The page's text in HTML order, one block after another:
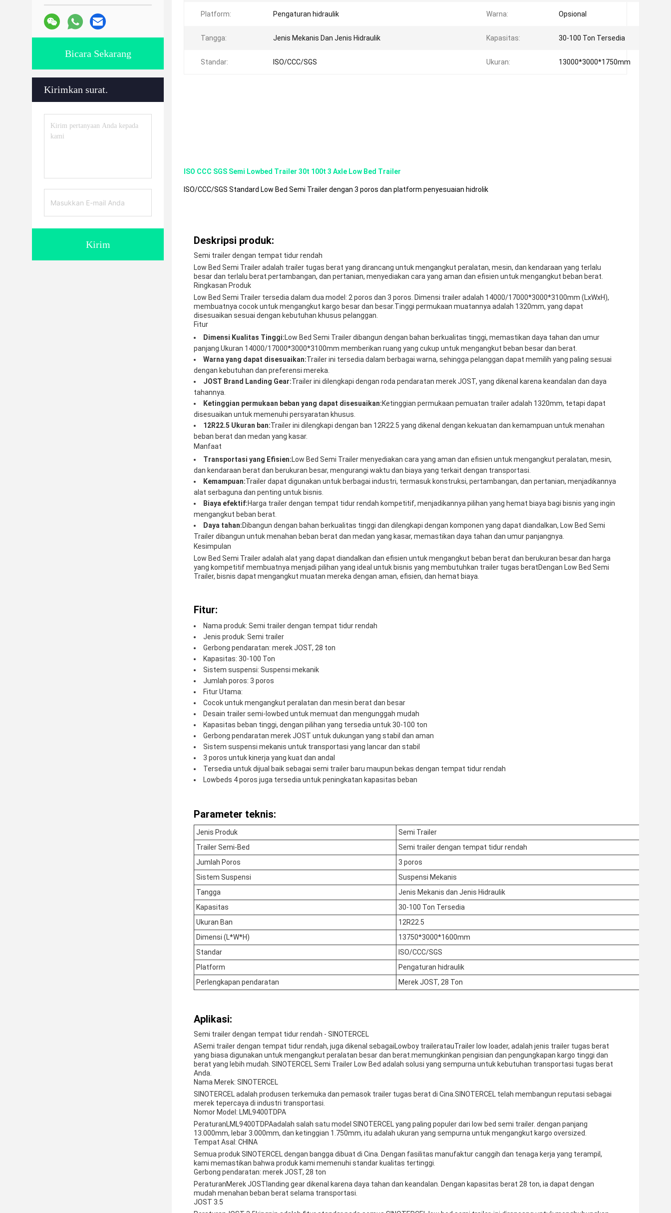
Bicara Sekarang
Kirimkan surat.
Kirim
Platform: Pengaturan hidraulik Warna: Opsional
Tangga: Jenis Mekanis Dan Jenis Hidraulik Kapasitas: 30-100 Ton Tersedia
Standar: ISO/CCC/SGS Ukuran: 13000*3000*1750mm
ISO CCC SGS Semi Lowbed Trailer 30t 100t 3 Axle Low Bed Trailer
ISO/CCC/SGS Standard Low Bed Semi Trailer dengan 3 poros dan platform penyesuaian hidrolik
Deskripsi produk:
Semi trailer dengan tempat tidur rendah
Low Bed Semi Trailer adalah trailer tugas berat yang dirancang untuk mengangkut peralatan, mesin, dan kendaraan yang terlalu
besar dan terlalu berat.pertambangan, dan pertanian, menyediakan cara yang aman dan efisien untuk mengangkut beban berat.
Ringkasan Produk
Low Bed Semi Trailer tersedia dalam dua model: 2 poros dan 3 poros. Dimensi trailer adalah 14000/17000*3000*3100mm (LxWxH),
membuatnya cocok untuk mengangkut kargo besar dan besar.Tinggi permukaan muatannya adalah 1320mm, yang dapat
disesuaikan sesuai dengan kebutuhan khusus pelanggan.
Fitur
Dimensi Kualitas Tinggi:Low Bed Semi Trailer dibangun dengan bahan berkualitas tinggi, memastikan daya tahan dan umur
panjang.Ukuran 14000/17000*3000*3100mm memberikan ruang yang cukup untuk mengangkut beban besar dan berat.
Warna yang dapat disesuaikan:Trailer ini tersedia dalam berbagai warna, sehingga pelanggan dapat memilih yang paling sesuai
dengan kebutuhan dan preferensi mereka.
JOST Brand Landing Gear:Trailer ini dilengkapi dengan roda pendaratan merek JOST, yang dikenal karena keandalan dan daya
tahannya.
Ketinggian permukaan beban yang dapat disesuaikan:Ketinggian permukaan pemuatan trailer adalah 1320mm, tetapi dapat
disesuaikan untuk memenuhi persyaratan khusus.
12R22.5 Ukuran ban:Trailer ini dilengkapi dengan ban 12R22.5 yang dikenal dengan kekuatan dan kemampuan untuk menahan
beban berat dan medan yang kasar.
Manfaat
Transportasi yang Efisien:Low Bed Semi Trailer menyediakan cara yang aman dan efisien untuk mengangkut peralatan, mesin,
dan kendaraan berat dan berukuran besar, mengurangi waktu dan biaya yang terkait dengan transportasi.
Kemampuan:Trailer dapat digunakan untuk berbagai industri, termasuk konstruksi, pertambangan, dan pertanian, menjadikannya
alat serbaguna dan penting untuk bisnis.
Biaya efektif:Harga trailer dengan tempat tidur rendah kompetitif, menjadikannya pilihan yang hemat biaya bagi bisnis yang ingin
mengangkut beban berat.
Daya tahan:Dibangun dengan bahan berkualitas tinggi dan dilengkapi dengan komponen yang dapat diandalkan, Low Bed Semi
Trailer dibangun untuk menahan beban berat dan medan yang kasar, memastikan daya tahan dan umur panjangnya.
Kesimpulan
Low Bed Semi Trailer adalah alat yang dapat diandalkan dan efisien untuk mengangkut beban berat dan berukuran besar.dan harga
yang kompetitif membuatnya menjadi pilihan yang ideal untuk bisnis yang membutuhkan trailer tugas beratDengan Low Bed Semi
Trailer, bisnis dapat mengangkut muatan mereka dengan aman, efisien, dan hemat biaya.
Fitur:
Nama produk: Semi trailer dengan tempat tidur rendah
Jenis produk: Semi trailer
Gerbong pendaratan: merek JOST, 28 ton
Kapasitas: 30-100 Ton
Sistem suspensi: Suspensi mekanik
Jumlah poros: 3 poros
Fitur Utama:
Cocok untuk mengangkut peralatan dan mesin berat dan besar
Desain trailer semi-lowbed untuk memuat dan mengunggah mudah
Kapasitas beban tinggi, dengan pilihan yang tersedia untuk 30-100 ton
Gerbong pendaratan merek JOST untuk dukungan yang stabil dan aman
Sistem suspensi mekanis untuk transportasi yang lancar dan stabil
3 poros untuk kinerja yang kuat dan andal
Tersedia untuk dijual baik sebagai semi trailer baru maupun bekas dengan tempat tidur rendah
Lowbeds 4 poros juga tersedia untuk peningkatan kapasitas beban
Parameter teknis:
Jenis Produk
Semi Trailer
Trailer Semi-Bed
Semi trailer dengan tempat tidur rendah
Jumlah Poros
3 poros
Sistem Suspensi
Suspensi Mekanis
Tangga
Jenis Mekanis dan Jenis Hidraulik
Kapasitas
30-100 Ton Tersedia
Ukuran Ban
12R22.5
Dimensi (L*W*H)
13750*3000*1600mm
Standar
ISO/CCC/SGS
Platform
Pengaturan hidraulik
Perlengkapan pendaratan
Merek JOST, 28 Ton
Aplikasi:
Semi trailer dengan tempat tidur rendah - SINOTERCEL
ASemi trailer dengan tempat tidur rendah, juga dikenal sebagaiLowboy traileratauTrailer low loader, adalah jenis trailer tugas berat
yang biasa digunakan untuk mengangkut peralatan besar dan berat.memungkinkan pengisian dan pengungkapan kargo tinggi dan
berat yang lebih mudah. SINOTERCEL Semi Trailer Low Bed adalah solusi yang sempurna untuk kebutuhan transportasi tugas berat
Anda.
Nama Merek: SINOTERCEL
SINOTERCEL adalah produsen terkemuka dan pemasok trailer tugas berat di Cina.SINOTERCEL telah membangun reputasi sebagai
merek tepercaya di industri transportasi.
Nomor Model: LML9400TDPA
PeraturanLML9400TDPAadalah salah satu model SINOTERCEL yang paling populer dari low bed semi trailer. dengan panjang
13.000mm, lebar 3.000mm, dan ketinggian 1.750mm, itu adalah ukuran yang sempurna untuk mengangkut kargo oversized.
Tempat Asal: CHINA
Semua produk SINOTERCEL dengan bangga dibuat di Cina. Dengan fasilitas manufaktur canggih dan tenaga kerja yang terampil,
kami memastikan bahwa produk kami memenuhi standar kualitas tertinggi.
Gerbong pendaratan: merek JOST, 28 ton
PeraturanMerek JOST landing gear dikenal karena daya tahan dan keandalan. Dengan kapasitas berat 28 ton, ia dapat dengan
mudah menahan beban berat selama transportasi.
JOST 3.5